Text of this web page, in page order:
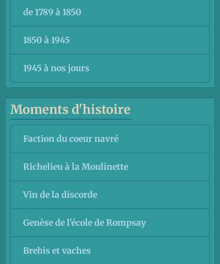
de 1789 à 1850
1850 à 1945
1945 à nos jours
Moments d'histoire
Faction du coeur navré
Richelieu à la Moulinette
Vin de la discorde
Genèse de l'école de Rompsay
Brebis et vaches